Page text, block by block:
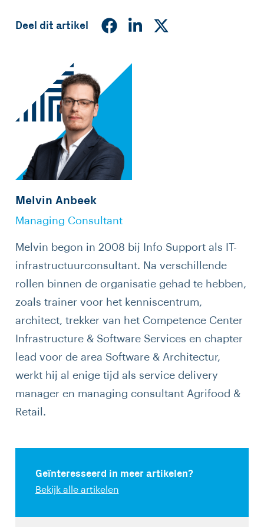
Deel dit artikel
Melvin Anbeek
Managing Consultant
Melvin begon in 2008 bij Info Support als IT-
infrastructuurconsultant. Na verschillende
rollen binnen de organisatie gehad te hebben,
zoals trainer voor het kenniscentrum,
architect, trekker van het Competence Center
Infrastructure & Software Services en chapter
lead voor de area Software & Architectur,
werkt hij al enige tijd als service delivery
manager en managing consultant Agrifood &
Retail.
Geïnteresseerd in meer artikelen?
Bekijk alle artikelen